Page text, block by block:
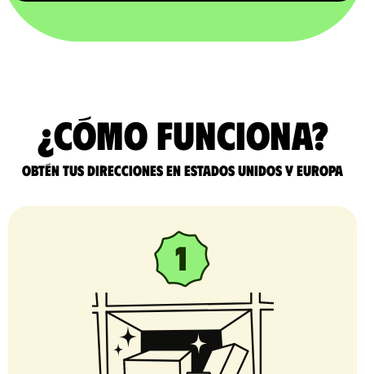
¿Cómo funciona?
Obtén tus direcciones en Estados Unidos y Europa